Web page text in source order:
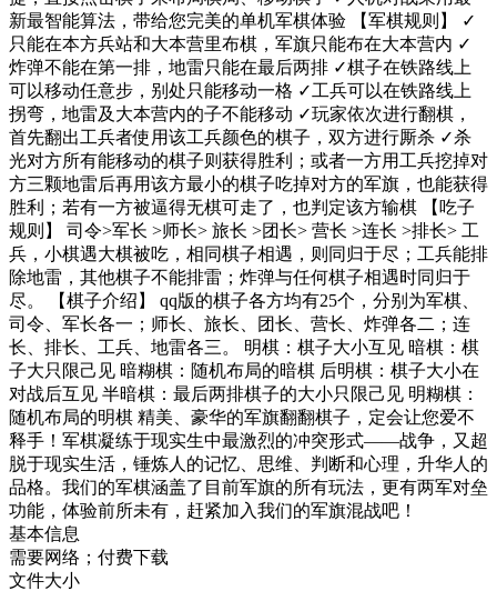
新最智能算法，带给您完美的单机军棋体验 【军棋规则】 ✓
只能在本方兵站和大本营里布棋，军旗只能布在大本营内 ✓
炸弹不能在第一排，地雷只能在最后两排 ✓棋子在铁路线上
可以移动任意步，别处只能移动一格 ✓工兵可以在铁路线上
拐弯，地雷及大本营内的子不能移动 ✓玩家依次进行翻棋，
首先翻出工兵者使用该工兵颜色的棋子，双方进行厮杀 ✓杀
光对方所有能移动的棋子则获得胜利；或者一方用工兵挖掉对
方三颗地雷后再用该方最小的棋子吃掉对方的军旗，也能获得
胜利；若有一方被逼得无棋可走了，也判定该方输棋 【吃子
规则】 司令>军长 >师长> 旅长 >团长> 营长 >连长 >排长> 工
兵，小棋遇大棋被吃，相同棋子相遇，则同归于尽；工兵能排
除地雷，其他棋子不能排雷；炸弹与任何棋子相遇时同归于
尽。 【棋子介绍】 qq版的棋子各方均有25个，分别为军棋、
司令、军长各一；师长、旅长、团长、营长、炸弹各二；连
长、排长、工兵、地雷各三。 明棋：棋子大小互见 暗棋：棋
子大只限己见 暗糊棋：随机布局的暗棋 后明棋：棋子大小在
对战后互见 半暗棋：最后两排棋子的大小只限己见 明糊棋：
随机布局的明棋 精美、豪华的军旗翻翻棋子，定会让您爱不
释手！军棋凝练于现实生中最激烈的冲突形式——战争，又超
脱于现实生活，锤炼人的记忆、思维、判断和心理，升华人的
品格。我们的军棋涵盖了目前军旗的所有玩法，更有两军对垒
功能，体验前所未有，赶紧加入我们的军旗混战吧！
基本信息
需要网络；付费下载
文件大小